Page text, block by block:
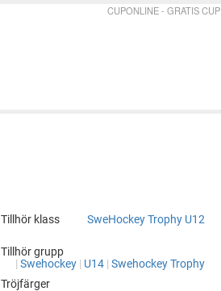
CUPONLINE - GRATIS CUP
Tillhör klass SweHockey Trophy U12
Tillhör grupp
| Swehockey | U14 | Swehockey Trophy
Tröjfärger